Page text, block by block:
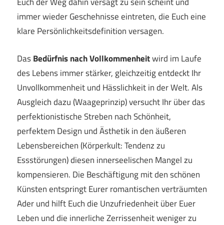
immer wieder Geschehnisse eintreten, die Euch eine
klare Persönlichkeitsdefinition versagen.
DasBedürfnis nach Vollkommenheitwird im Laufe
des Lebens immer stärker, gleichzeitig entdeckt Ihr
Unvollkommenheit und Hässlichkeit in der Welt. Als
Ausgleich dazu (Waageprinzip) versucht Ihr über das
perfektionistische Streben nach Schönheit,
perfektem Design und Ästhetik in den äußeren
Lebensbereichen (Körperkult: Tendenz zu
Essstörungen) diesen innerseelischen Mangel zu
kompensieren. Die Beschäftigung mit den schönen
Künsten entspringt Eurer romantischen verträumten
Ader und hilft Euch die Unzufriedenheit über Euer
Leben und die innerliche Zerrissenheit weniger zu